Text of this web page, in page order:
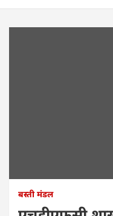
बस्ती मंडल